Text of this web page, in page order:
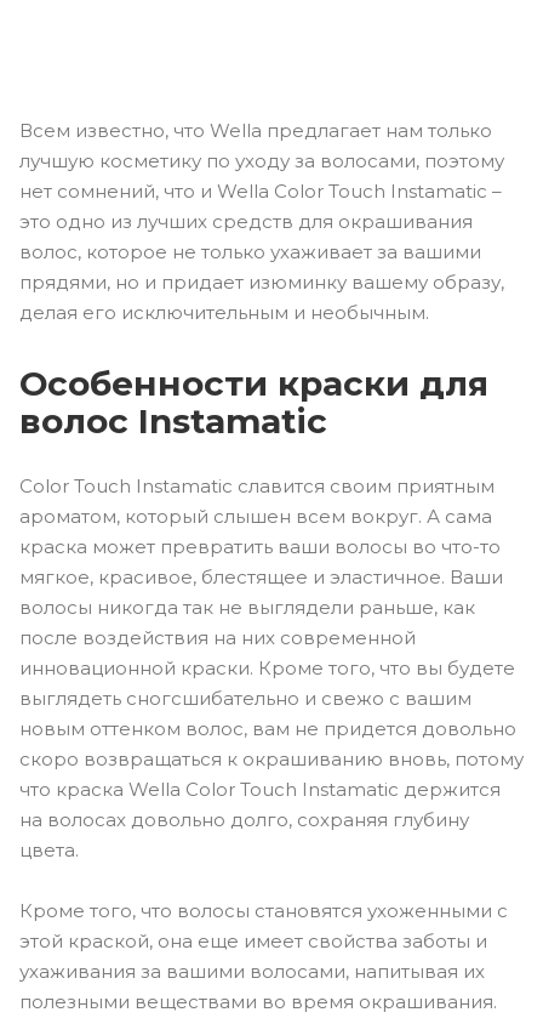
Всем известно, что Wella предлагает нам только
лучшую косметику по уходу за волосами, поэтому
нет сомнений, что и Wella Color Touch Instamatic –
это одно из лучших средств для окрашивания
волос, которое не только ухаживает за вашими
прядями, но и придает изюминку вашему образу,
делая его исключительным и необычным.
Особенности краски для
волос Instamatic
Color Touch Instamatic славится своим приятным
ароматом, который слышен всем вокруг. А сама
краска может превратить ваши волосы во что-то
мягкое, красивое, блестящее и эластичное. Ваши
волосы никогда так не выглядели раньше, как
после воздействия на них современной
инновационной краски. Кроме того, что вы будете
выглядеть сногсшибательно и свежо с вашим
новым оттенком волос, вам не придется довольно
скоро возвращаться к окрашиванию вновь, потому
что краска Wella Color Touch Instamatic держится
на волосах довольно долго, сохраняя глубину
цвета.
Кроме того, что волосы становятся ухоженными с
этой краской, она еще имеет свойства заботы и
ухаживания за вашими волосами, напитывая их
полезными веществами во время окрашивания.